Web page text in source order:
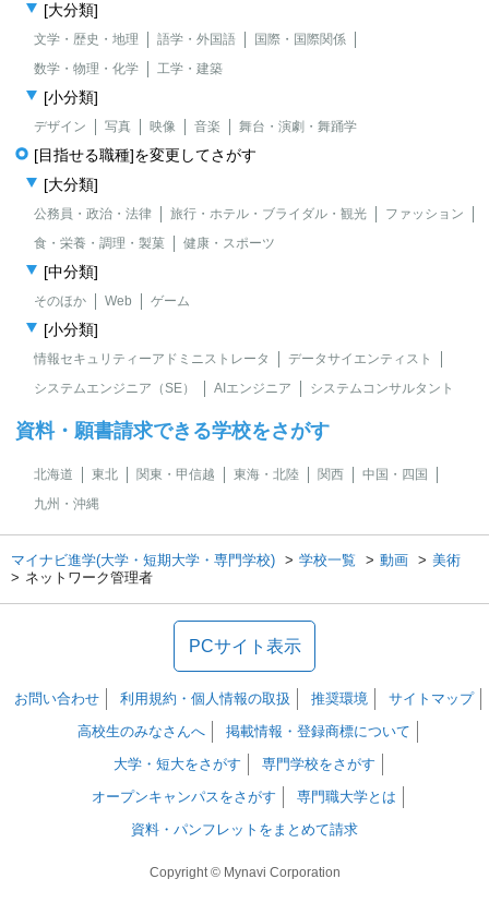
[大分類]
文学・歴史・地理 語学・外国語
国際・国際関係
数学・物理・化学
工学・建築
[小分類]
デザイン 写真 映像 音楽 舞台・演劇・舞踊学
[目指せる職種]を変更してさがす
[大分類]
公務員・政治・法律 旅行・ホテル・ブライダル・観光
ファッション
食・栄養・調理・製菓
健康・スポーツ
[中分類]
そのほか Web ゲーム
[小分類]
情報セキュリティーアドミニストレータ
データサイエンティスト
システムエンジニア（SE）
AIエンジニア システムコンサルタント
資料・願書請求できる学校をさがす
北海道 東北 関東・甲信越 東海・北陸 関西
中国・四国
九州・沖縄
マイナビ進学(大学・短期大学・専門学校) 学校一覧 動画
美術
ネットワーク管理者
PCサイト表示
お問い合わせ 利用規約・個人情報の取扱 推奨環境
サイトマップ
高校生のみなさんへ
掲載情報・登録商標について
大学・短大をさがす
専門学校をさがす
オープンキャンパスをさがす
専門職大学とは
資料・パンフレットをまとめて請求
Copyright © Mynavi Corporation